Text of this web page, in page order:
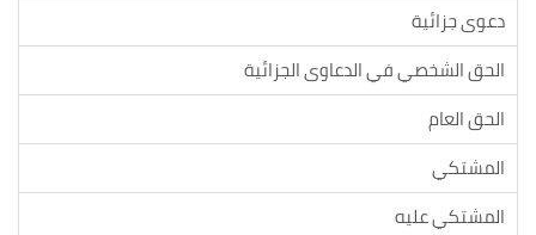
دعوى جزائية
الحق الشخصي في الدعاوى الجزائية
الحق العام
المشتكي
المشتكي عليه